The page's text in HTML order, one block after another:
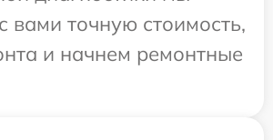
вами точную стоимость,
и начнем ремонтные